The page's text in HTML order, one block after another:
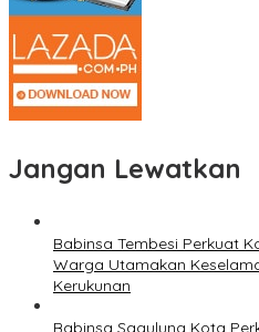
Jangan Lewatkan
Babinsa Tembesi Perkuat
Warga Utamakan
Kerukunan
Babinsa Sagulung Kota